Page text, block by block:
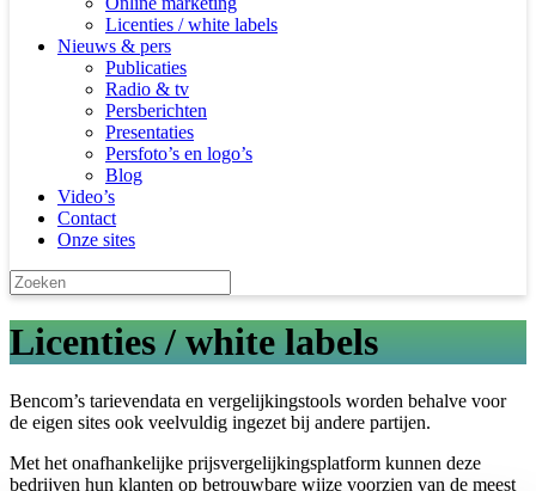
Licenties / white labels
Nieuws & pers
Publicaties
Radio & tv
Persberichten
Presentaties
Persfoto’s en logo’s
Blog
Video’s
Contact
Onze sites
Licenties / white labels
Bencom’s tarievendata en vergelijkingstools worden behalve voor
de eigen sites ook veelvuldig ingezet bij andere partijen.
Met het onafhankelijke prijsvergelijkingsplatform kunnen deze
bedrijven hun klanten op betrouwbare wijze voorzien van de meest